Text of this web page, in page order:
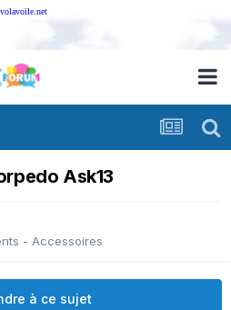
Ask13
- Accessoires
à ce sujet